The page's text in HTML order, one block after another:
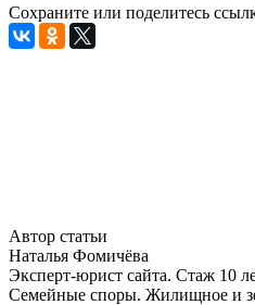
Сохраните или поделитесь
Автор статьи
Наталья Фомичёва
Эксперт-юрист сайта. Стаж 10
Семейные споры. Жилищное и